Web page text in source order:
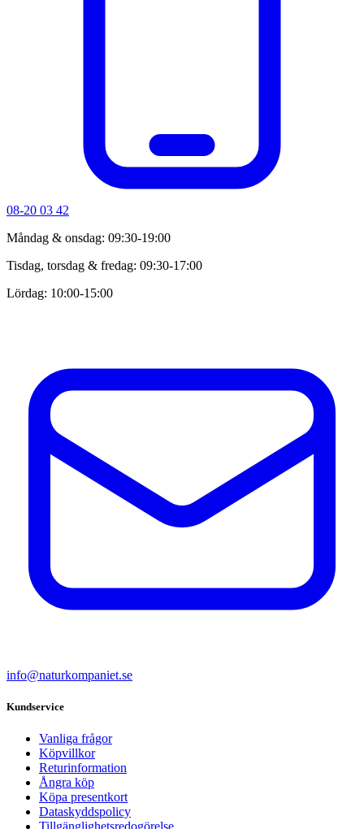
08-20 03 42
Måndag & onsdag: 09:30-19:00
Tisdag, torsdag & fredag: 09:30-17:00
Lördag: 10:00-15:00
info@naturkompaniet.se
Kundservice
Vanliga frågor
Köpvillkor
Returinformation
Ångra köp
Köpa presentkort
Dataskyddspolicy
Tillgänglighetsredogörelse